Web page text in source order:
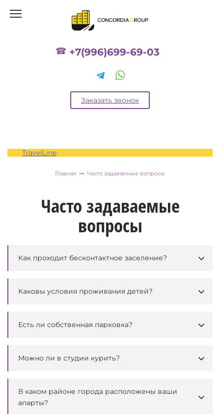
содержанию
+7(996)699-69-03
Заказать звонок
TravelLine
Главная Часто задаваемые вопросы
Часто задаваемые
вопросы
Как проходит бесконтактное заселение?
Каковы условия проживания детей?
Есть ли собственная парковка?
Можно ли в студии курить?
В каком районе города расположены ваши
апарты?